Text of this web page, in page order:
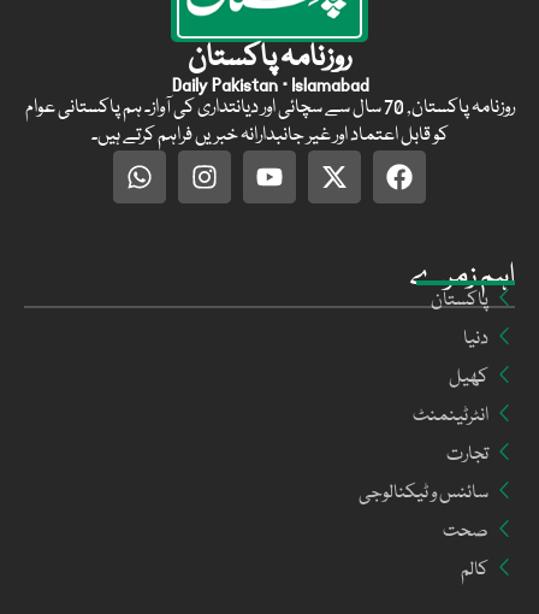
اہم زمرے
پاکستان
دنیا
کھیل
انٹرٹینمنٹ
تجارت
سائنس و ٹیکنالوجی
صحت
کالم
روزنامہ پاکستان
Daily Pakistan · Islamabad
روزنامہ پاکستان, 70 سال سے سچائی اور دیانتداری کی آواز۔ ہم پاکستانی عوام
کو قابل اعتماد اور غیر جانبدارانہ خبریں فراہم کرتے ہیں۔